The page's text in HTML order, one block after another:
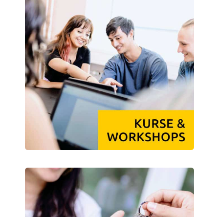
Anmeldung
Nutzungsbedingungen
AnsprechpartnerInnen
Über uns
Infopoints & Beratungscenter
Beratungstermine im Überblick
Unsere Organisation
Verwaltungsrat
Personalrat
Lageplan
Dokumente
Stellenangebote
AnsprechpartnerInnen
Datenschutzerklärung
Erklärung zur Barrierefreiheit